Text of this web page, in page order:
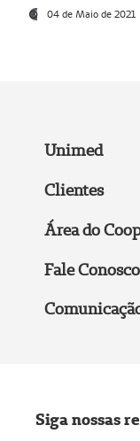
04 de Maio de 2021
Unimed
Clientes
Área do
Fale Conosco
Siga nossas